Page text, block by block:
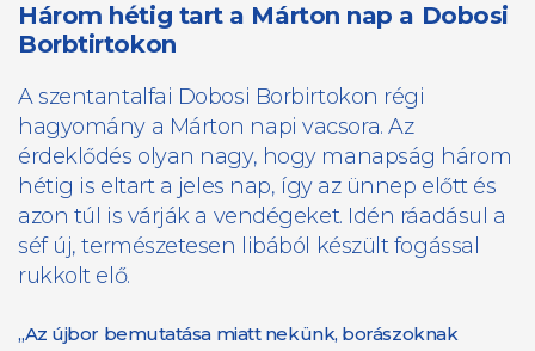
Három hétig tart a Márton nap a Dobosi
Borbtirtokon
A szentantalfai Dobosi Borbirtokon régi
hagyomány a Márton napi vacsora. Az
érdeklődés olyan nagy, hogy manapság három
hétig is eltart a jeles nap, így az ünnep előtt és
azon túl is várják a vendégeket. Idén ráadásul a
séf új, természetesen libából készült fogással
rukkolt elő.
„Az újbor bemutatása miatt nekünk, borászoknak